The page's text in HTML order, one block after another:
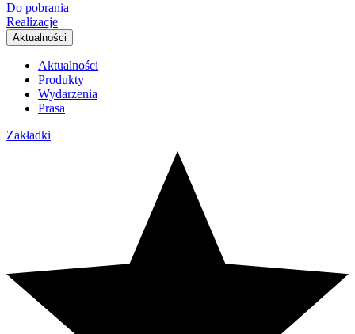
Do pobrania
Realizacje
Aktualności
Aktualności
Produkty
Wydarzenia
Prasa
Zakładki